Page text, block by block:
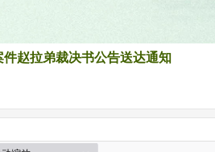
件赵拉弟裁决书公告送达通知